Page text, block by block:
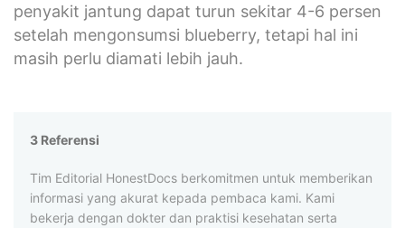
penyakit jantung dapat turun sekitar 4-6 persen
setelah mengonsumsi blueberry, tetapi hal ini
masih perlu diamati lebih jauh.
3 Referensi
Tim Editorial HonestDocs berkomitmen untuk memberikan
informasi yang akurat kepada pembaca kami. Kami
bekerja dengan dokter dan praktisi kesehatan serta